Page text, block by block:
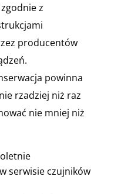
z
producentów
powinna
rzadziej niż raz
nie mniej niż
serwisie czujników